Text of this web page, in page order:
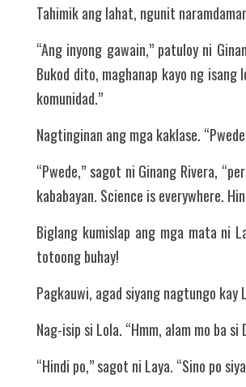
Tahimik ang lahat, ngunit
“Ang inyong gawain,” patuloy ni
Bukod dito, maghanap kayo ng
komunidad.”
Nagtinginan ang mga kaklase.
“Pwede,” sagot ni Ginang Rivera,
kababayan. Science is everywhere.
Biglang kumislap ang mga mata ni
totoong buhay!
Pagkauwi, agad siyang nagtungo
Nag-isip si Lola. “Hmm, alam mo ba si
“Hindi po,” sagot ni Laya. “Sino po